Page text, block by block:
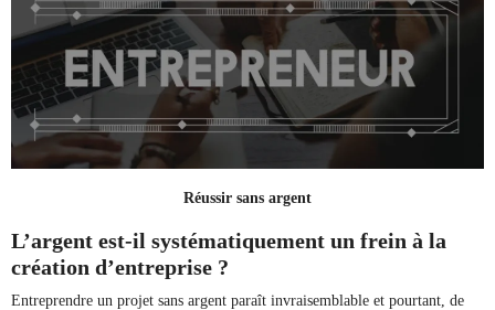
Réussir sans argent
L’argent est-il systématiquement un frein à la
création d’entreprise ?
Entreprendre un projet sans argent paraît invraisemblable et pourtant, de